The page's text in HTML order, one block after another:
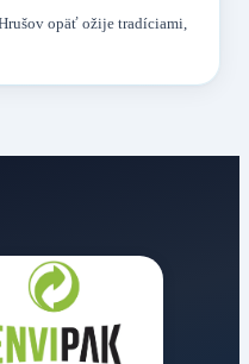
opäť ožije tradíciami,